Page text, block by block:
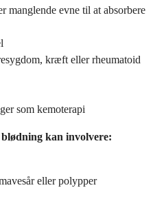
manglende evne til at absorbere
kræft eller rheumatoid
som kemoterapi
kan involvere:
eller polypper